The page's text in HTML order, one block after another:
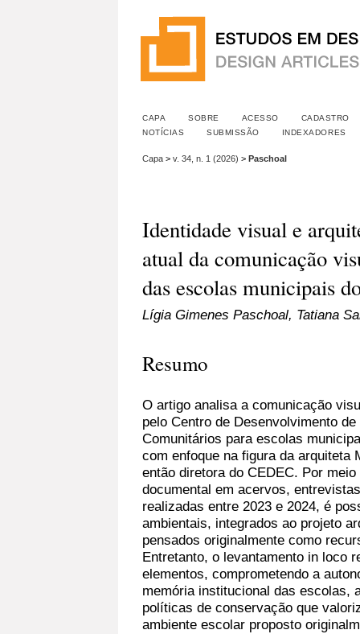
CAPA SOBRE ACESSO
CADASTRO
NOTÍCIAS
SUBMISSÃO INDEXADORES
Capa > v. 34, n. 1 (2026) > Paschoal
Identidade visual e
atual da comunicação
das escolas municipais
Lígia Gimenes Paschoal, Tatiana
Resumo
O artigo analisa a comunicação
pelo Centro de Desenvolvimento
Comunitários para escolas
com enfoque na figura da arquiteta
então diretora do CEDEC. Por
documental em acervos,
realizadas entre 2023 e 2024, é
ambientais, integrados ao projeto
pensados originalmente como
Entretanto, o levantamento in loco
elementos, comprometendo a
memória institucional das escolas,
políticas de conservação que
ambiente escolar proposto